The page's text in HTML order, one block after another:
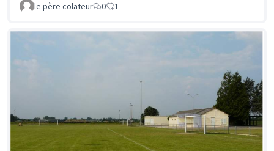
le père colateur
0 1